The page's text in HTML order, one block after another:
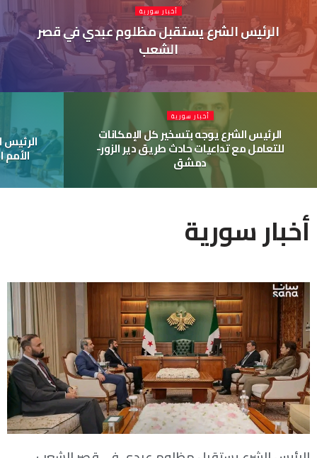
أخبار سورية
الرئيس الشرع يستقبل مظلوم عبدي في قصر
الشعب
أخبار سورية
الرئيس الشرع يوجه بتسخير كل الإمكانات
للتعامل مع ‏تداعيات حادث ‏طريق دير الزور-
دمشق
أخبار سورية